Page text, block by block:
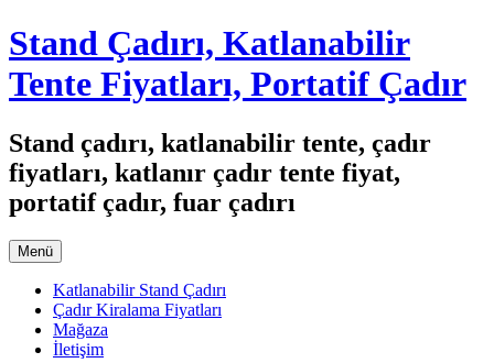
İçeriğe
geç
Stand Çadırı, Katlanabilir
Tente Fiyatları, Portatif Çadır
Stand çadırı, katlanabilir tente, çadır
fiyatları, katlanır çadır tente fiyat,
portatif çadır, fuar çadırı
Menü
Katlanabilir Stand Çadırı
Çadır Kiralama Fiyatları
Mağaza
İletişim